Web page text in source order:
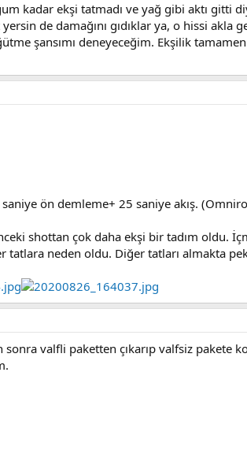
kadar ekşi tatmadı ve yağ gibi aktı gitti
de damağını gıdıklar ya, o hissi
şansımı deneyeceğim. Ekşilik
ön demleme+ 25 saniye akış.
shottan çok daha ekşi bir tadım oldu.
neden oldu. Diğer tatları almakta pek
valfli paketten çıkarıp valfsiz pakete